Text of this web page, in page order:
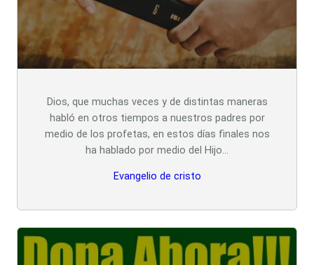
Dios, que muchas veces y de distintas maneras
habló en otros tiempos a nuestros padres por
medio de los profetas, en estos días finales nos
ha hablado por medio del Hijo…
Evangelio de cristo